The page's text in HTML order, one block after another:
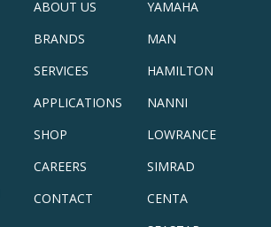
ABOUT US
BRANDS
SERVICES
APPLICATIONS
SHOP
CAREERS
CONTACT
YAMAHA
MAN
HAMILTON
NANNI
LOWRANCE
SIMRAD
CENTA